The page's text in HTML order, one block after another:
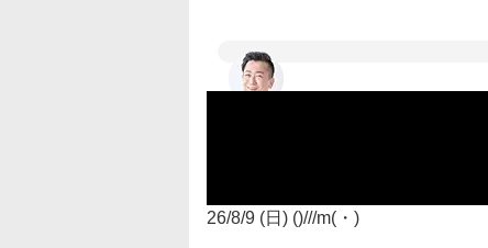
26/8/9 (日) ()///m(・)